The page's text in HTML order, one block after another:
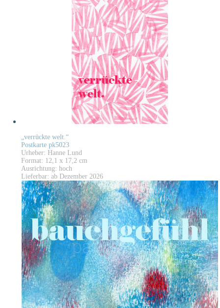
„verrückte welt.“
Postkarte pk5023
Urheber: Hanne Lund
Format: 12,1 x 17,2 cm
Ausrichtung: hoch
Lieferbar: ab Dezember 2026